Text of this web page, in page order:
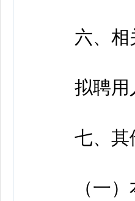
六、相
拟聘用人
七、其
（一）本